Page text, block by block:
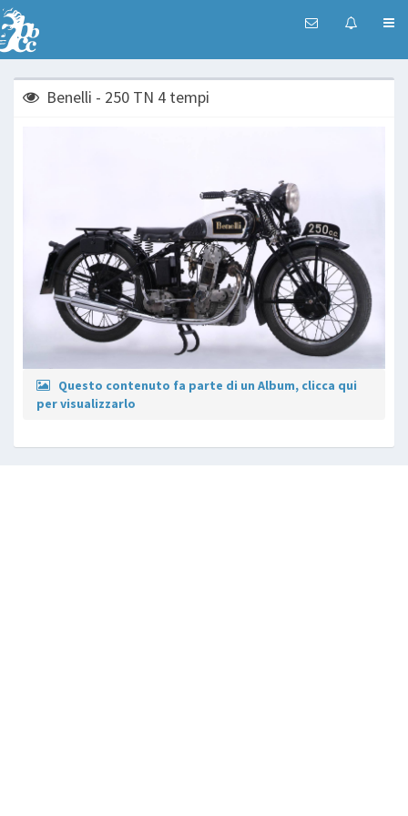
Benelli - 250 TN 4 tempi
Questo contenuto fa parte di un Album, clicca qui
per visualizzarlo